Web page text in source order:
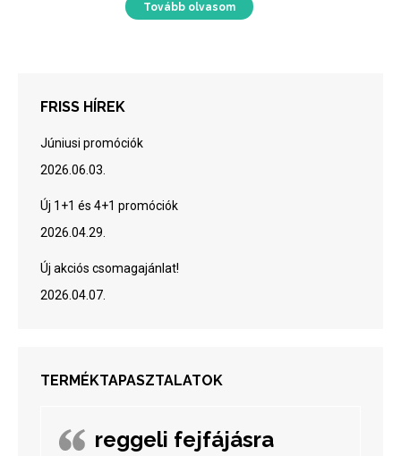
Tovább olvasom
FRISS HÍREK
Júniusi promóciók
2026.06.03.
Új 1+1 és 4+1 promóciók
2026.04.29.
Új akciós csomagajánlat!
2026.04.07.
TERMÉKTAPASZTALATOK
reggeli fejfájásra